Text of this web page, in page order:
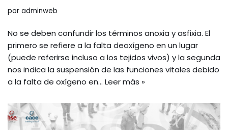
por adminweb
No se deben confundir los términos anoxia y asfixia. El
primero se refiere a la falta deoxígeno en un lugar
(puede referirse incluso a los tejidos vivos) y la segunda
nos indica la suspensión de las funciones vitales debido
a la falta de oxígeno en… Leer más »